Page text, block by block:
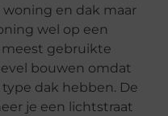
en dak maar
wel op een
meest gebruikte
bouwen omdat
dak hebben. De
je een lichtstraat